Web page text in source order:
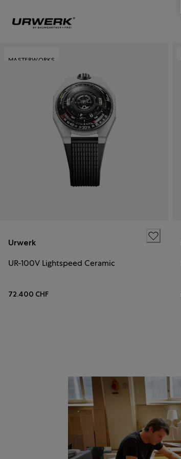
MASTERWORKS
Urwerk
UR-100V Lightspeed Ceramic
72.400 CHF